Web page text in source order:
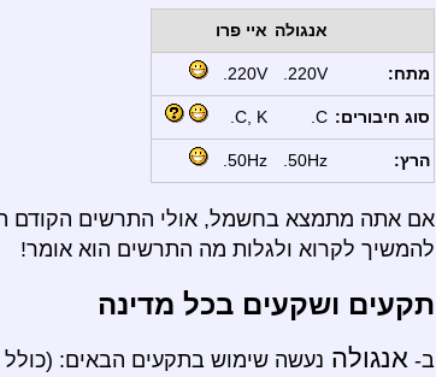
אנגולה איי פרו
מתח: 220V.
220V.
סוג חיבורים: C.
C, K.
הרץ: 50Hz.
50Hz.
אם אתה מתמצא בחשמל, אולי התרשים הקודם
להמשיך לקרוא ולגלות מה התרשים הוא אומר!
תקעים ושקעים בכל מדינה
ב- אנגולה נעשה שימוש בתקעים הבאים: (כולל